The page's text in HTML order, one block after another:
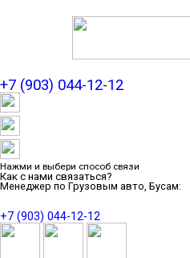
+7 (903) 044-12-12
Нажми и выбери способ связи
Как с нами связаться?
Менеджер по Грузовым авто, Бусам:
+7 (903) 044-12-12